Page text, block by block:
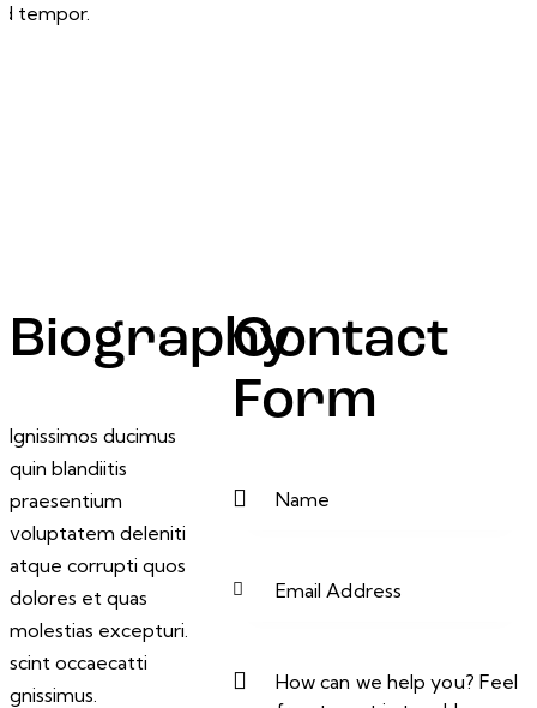
tempor.
Biography
Ignissimos ducimus
quin blandiitis
praesentium
voluptatem deleniti
atque corrupti quos
dolores et quas
molestias excepturi.
scint occaecatti
gnissimus.
Contact
Form